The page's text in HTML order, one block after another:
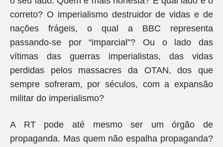
correto? O imperialismo destruidor de vidas e de
nações frágeis, o qual a BBC representa
passando-se por “imparcial”? Ou o lado das
vítimas das guerras imperialistas, das vidas
perdidas pelos massacres da OTAN, dos que
sempre sofreram, por séculos, com a expansão
militar do imperialismo?
A RT pode até mesmo ser um órgão de
propaganda. Mas quem não espalha propaganda?